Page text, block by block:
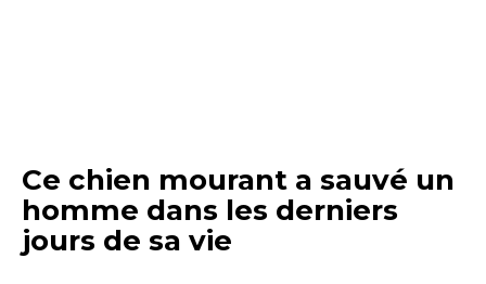
Ce chien mourant a sauvé un
homme dans les derniers
jours de sa vie